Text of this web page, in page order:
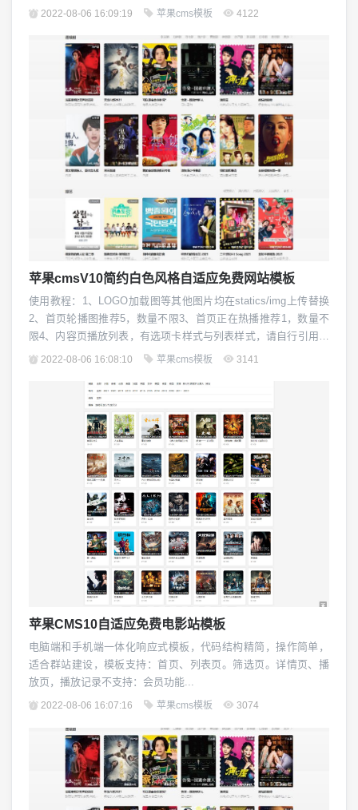
像显示，4、完美支持试看功能，可做收费内容网站！5、苹果cm
端首页选项卡默认显示为最近更新的影片，需要显示推荐的（推
2022-08-06 16:09:19 苹果cms模板 4122
苹果cmsV10简约白色风格自适应免费网站模板
使用教程：1、LOGO加载图等其他图片均在statics/img上传替换
2、首页轮播图推荐5，数量不限3、首页正在热播推荐1，数量不
限4、内容页播放列表，有选项卡样式与列表样式，请自行引用相
关的即可显示对应的vod/playlist 选项卡样式vod/playlist1 列表样
2022-08-06 16:08:10 苹果cms模板 3141
苹果CMS10自适应免费电影站模板
电脑端和手机端一体化响应式模板，代码结构精简，操作简单，
适合群站建设，模板支持：首页、列表页。筛选页。详情页、播
放页，播放记录不支持：会员功能...
2022-08-06 16:07:16 苹果cms模板 3074